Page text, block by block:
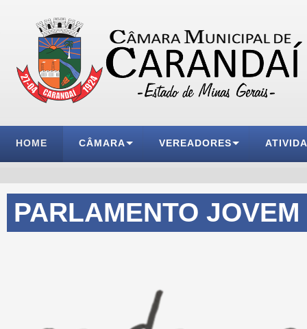
HOME CÂMARA VEREADORES
PARLAMENTO JOVEM